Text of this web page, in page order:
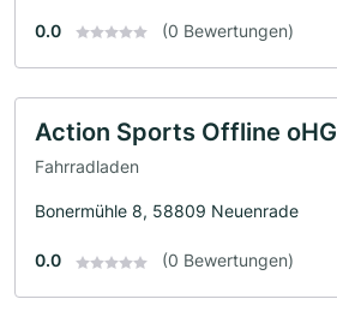
0.0 (0 Bewertungen)
Action Sports Offline oHG
Fahrradladen
Bonermühle 8, 58809 Neuenrade
0.0 (0 Bewertungen)